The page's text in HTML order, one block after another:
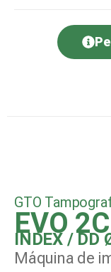
GTO
EVO
INDEX / DD
Máquina de